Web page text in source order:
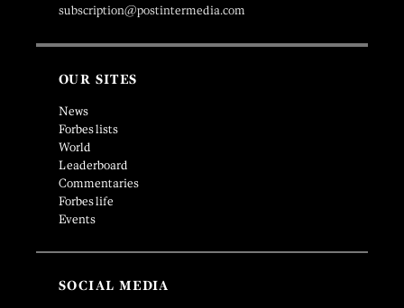
subscription@postintermedia.com
OUR SITES
News
Forbes lists
World
Leaderboard
Commentaries
Forbes life
Events
SOCIAL MEDIA